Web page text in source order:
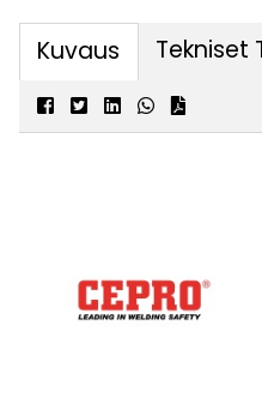
Kuvaus Tekniset